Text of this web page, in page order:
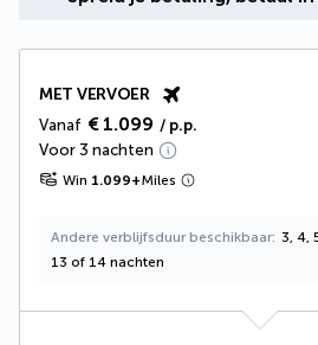
MET VERVOER
Vanaf € 1.099 / p.p.
Voor 3 nachten
Win 1.099+Miles
Andere verblijfsduur beschikbaar 3, 4,
13 of 14 nachten